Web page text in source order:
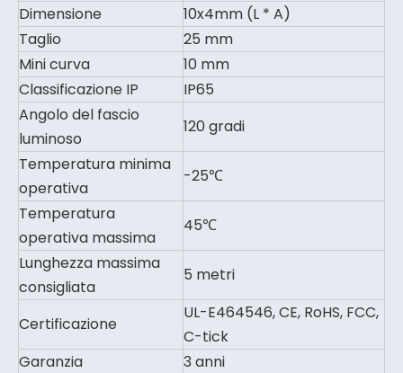
Dimensione
10x4mm (L * A)
Taglio
25 mm
Mini curva
10 mm
Classificazione IP
IP65
Angolo del fascio
luminoso
120 gradi
Temperatura minima
operativa
-25℃
Temperatura
operativa massima
45℃
Lunghezza massima
consigliata
5 metri
Certificazione
UL-E464546, CE, RoHS, FCC,
C-tick
Garanzia
3 anni